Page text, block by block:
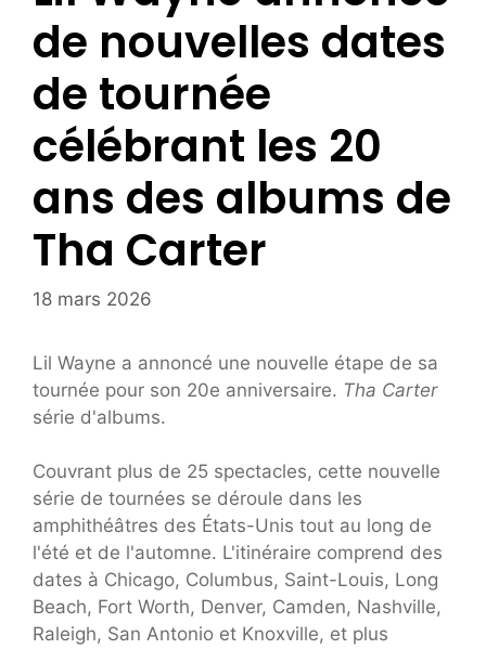
de nouvelles dates
de tournée
célébrant les 20
ans des albums de
Tha Carter
18 mars 2026
Lil Wayne a annoncé une nouvelle étape de sa
tournée pour son 20e anniversaire. Tha Carter
série d'albums.
Couvrant plus de 25 spectacles, cette nouvelle
série de tournées se déroule dans les
amphithéâtres des États-Unis tout au long de
l'été et de l'automne. L'itinéraire comprend des
dates à Chicago, Columbus, Saint-Louis, Long
Beach, Fort Worth, Denver, Camden, Nashville,
Raleigh, San Antonio et Knoxville, et plus